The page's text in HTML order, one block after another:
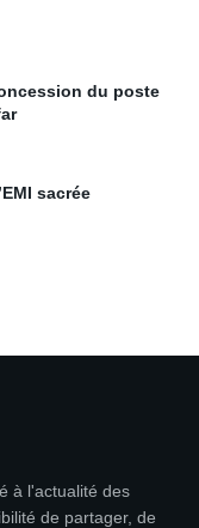
du poste
sacrée
à l'actualité des
de partager, de